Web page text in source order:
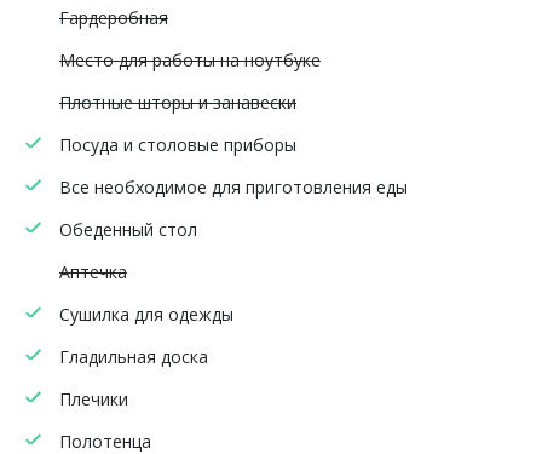
Гардеробная
Место для работы на ноутбуке
Плотные шторы и занавески
Посуда и столовые приборы
Все необходимое для приготовления еды
Обеденный стол
Аптечка
Сушилка для одежды
Гладильная доска
Плечики
Полотенца